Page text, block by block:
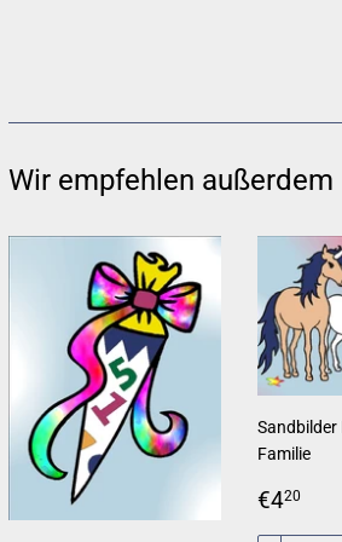
Wir empfehlen außerdem
Sandbilder
Familie
€420